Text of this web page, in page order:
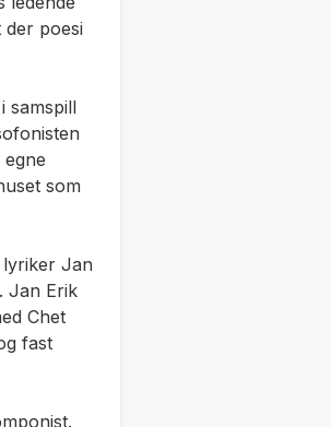
poesi
samspill
som
Jan
Jan Erik
Chet
fast